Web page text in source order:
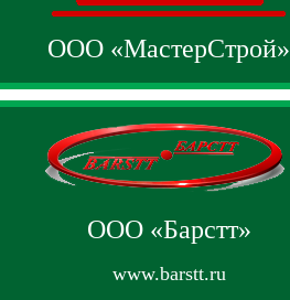
ООО «МастерСтрой»
ООО «Барстт»
www.barstt.ru